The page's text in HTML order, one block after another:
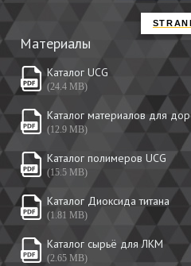
Материалы
Каталог UCG
(24.4 MB)
Каталог материалов для
(12.9 MB)
Каталог полимеров UCG
(15.5 MB)
Каталог Диоксида титана
(1.81 MB)
Каталог сырьё для ЛКМ
(2.65 MB)